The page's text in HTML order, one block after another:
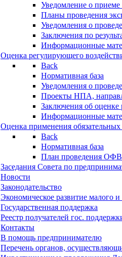
Уведомление о
Планы проведения
Уведомления о
Заключения по
Информационные
Оценка регулирующего
Back
Нормативная база
Уведомления о
Проекты НПА,
Заключения об
Информационные
Оценка применения
Back
Нормативная база
План проведения
Заседания Совета по
Новости
Законодательство
Экономическое развитие малого и
Государственная поддержка
Реестр получателей гос.
Контакты
В помощь предпринимателю
Перечень органов,